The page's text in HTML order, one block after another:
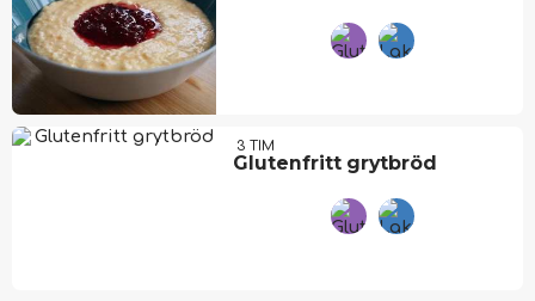
3 TIM
Glutenfritt grytbröd